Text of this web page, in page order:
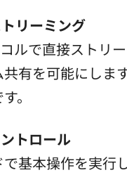
リーミング
ルで直接ストリー
有を可能にしま
。
トロール
基本操作を実行